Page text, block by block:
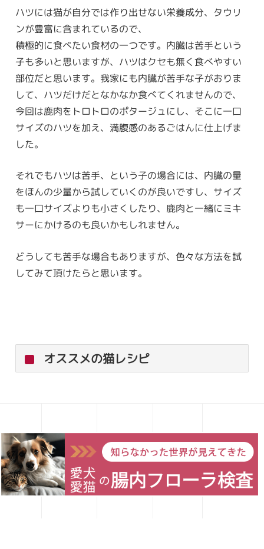
ハツには猫が自分では作り出せない栄養成分、タウリ
ンが豊富に含まれているので、
積極的に食べたい食材の一つです。内臓は苦手という
子も多いと思いますが、ハツはクセも無く食べやすい
部位だと思います。我家にも内臓が苦手な子がおりま
して、ハツだけだとなかなか食べてくれませんので、
今回は鹿肉をトロトロのポタージュにし、そこに一口
サイズのハツを加え、満腹感のあるごはんに仕上げま
した。
それでもハツは苦手、という子の場合には、内臓の量
をほんの少量から試していくのが良いですし、サイズ
も一口サイズよりも小さくしたり、鹿肉と一緒にミキ
サーにかけるのも良いかもしれません。
どうしても苦手な場合もありますが、色々な方法を試
してみて頂けたらと思います。
オススメの猫レシピ
【簡単】満腹サポート☆鹿肉とミニ
トマトのすき焼き風
Home 愛犬レシピ 愛猫レシピ お買い物 お問い合わせ